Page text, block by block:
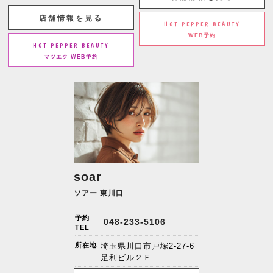
店舗情報を見る
HOT PEPPER BEAUTY
マツエク WEB予約
HOT PEPPER BEAUTY
WEB予約
soar
ソアー 東川口
予約
TEL
048-233-5106
所在地 埼玉県川口市戸塚2-27-6
足利ビル２Ｆ